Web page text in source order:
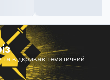
відкриває тематичний